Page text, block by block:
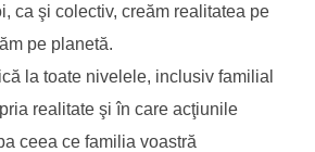
ca şi colectiv, creăm realitatea pe
pe planetă.
la toate nivelele, inclusiv familial
realitate şi în care acţiunile
ceea ce familia voastră